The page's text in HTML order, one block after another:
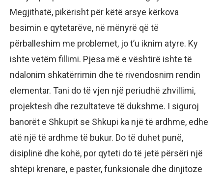
Megjithatë, pikërisht për këtë arsye kërkova
besimin e qytetarëve, në mënyrë që të
përballeshim me problemet, jo t’u iknim atyre. Ky
ishte vetëm fillimi. Pjesa më e vështirë ishte të
ndalonim shkatërrimin dhe të rivendosnim rendin
elementar. Tani do të vjen një periudhë zhvillimi,
projektesh dhe rezultateve të dukshme. I siguroj
banorët e Shkupit se Shkupi ka një të ardhme, edhe
atë një të ardhme të bukur. Do të duhet punë,
disiplinë dhe kohë, por qyteti do të jetë përsëri një
shtëpi krenare, e pastër, funksionale dhe dinjitoze